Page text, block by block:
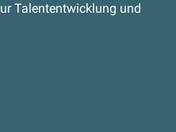
Talententwicklung und